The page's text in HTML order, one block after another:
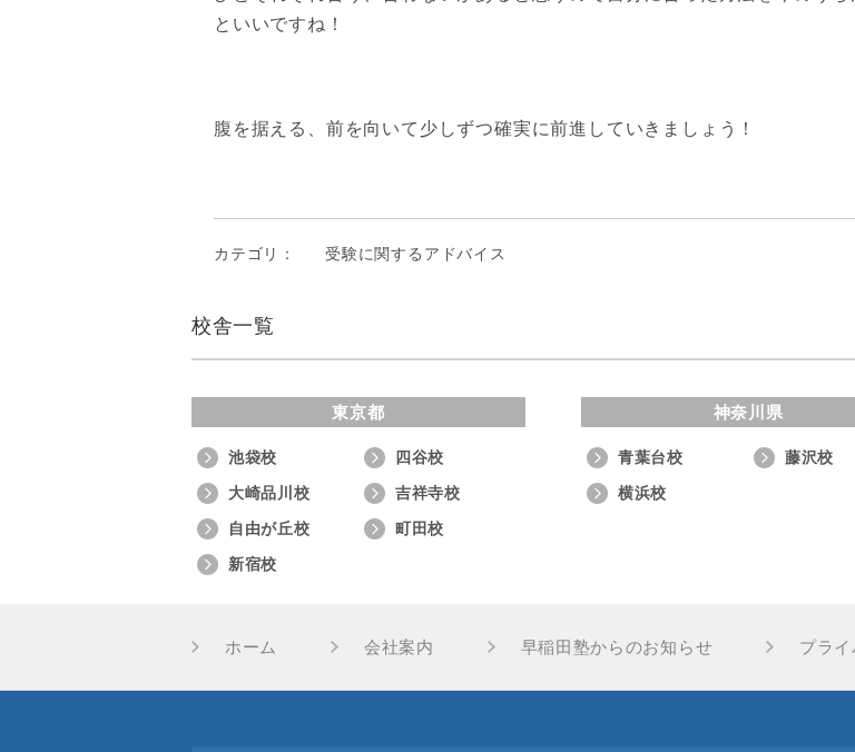
といいですね！
腹を据える、前を向いて少しずつ確実に前進していきましょう！
カテゴリ： 受験に関するアドバイス
校舎一覧
東京都
池袋校
四谷校
大崎品川校
吉祥寺校
自由が丘校
町田校
新宿校
神奈川県
青葉台校
藤沢校
横浜校
ホーム 会社案内 早稲田塾からのお知らせ プラ